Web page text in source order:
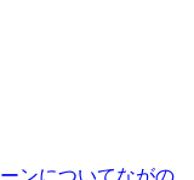
ンについてながの